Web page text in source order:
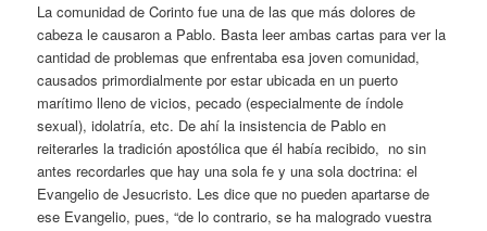
La comunidad de Corinto fue una de las que más dolores de
cabeza le causaron a Pablo. Basta leer ambas cartas para ver la
cantidad de problemas que enfrentaba esa joven comunidad,
causados primordialmente por estar ubicada en un puerto
marítimo lleno de vicios, pecado (especialmente de índole
sexual), idolatría, etc. De ahí la insistencia de Pablo en
reiterarles la tradición apostólica que él había recibido, no sin
antes recordarles que hay una sola fe y una sola doctrina: el
Evangelio de Jesucristo. Les dice que no pueden apartarse de
ese Evangelio, pues, “de lo contrario, se ha malogrado vuestra